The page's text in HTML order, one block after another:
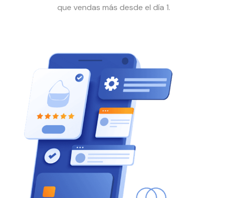
que vendas más desde el día 1.